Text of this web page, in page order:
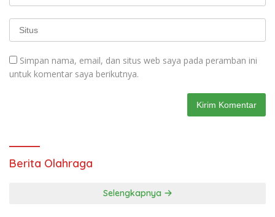
Simpan nama, email, dan situs web saya pada peramban ini
untuk komentar saya berikutnya.
Berita Olahraga
Selengkapnya